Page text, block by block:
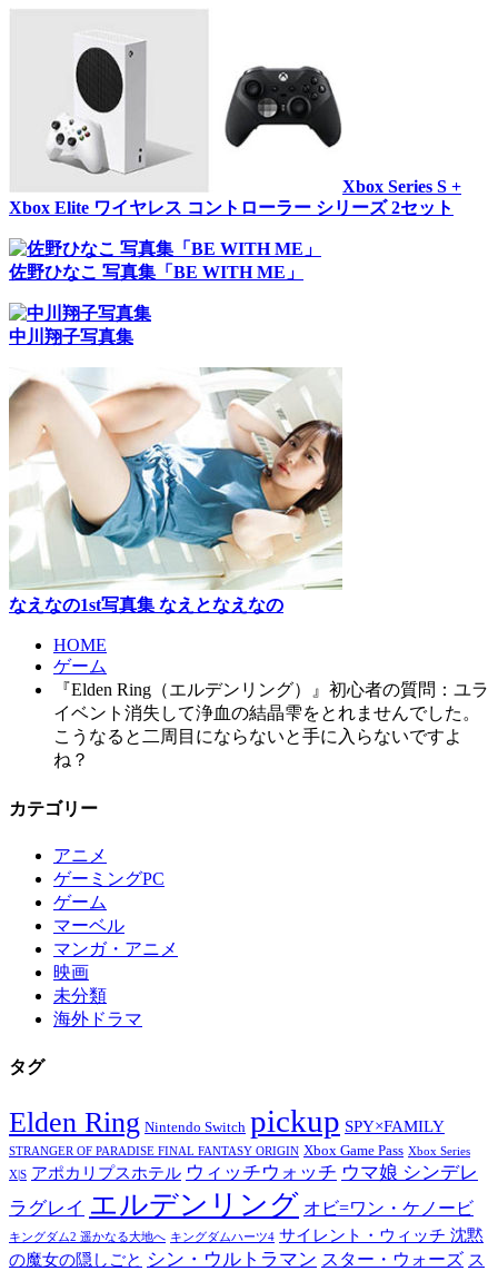
Xbox Series S +
Xbox Elite ワイヤレス コントローラー シリーズ 2セット
佐野ひなこ 写真集「BE WITH ME」
中川翔子写真集
なえなの1st写真集 なえとなえなの
HOME
ゲーム
『Elden Ring（エルデンリング）』初心者の質問：ユラ
イベント消失して浄血の結晶雫をとれませんでした。
こうなると二周目にならないと手に入らないですよ
ね？
カテゴリー
アニメ
ゲーミングPC
ゲーム
マーベル
マンガ・アニメ
映画
未分類
海外ドラマ
タグ
Elden Ring Nintendo Switch pickup SPY×FAMILY
STRANGER OF PARADISE FINAL FANTASY ORIGIN Xbox Game Pass Xbox Series
X|S アポカリプスホテル ウィッチウォッチ ウマ娘 シンデレ
ラグレイ エルデンリング オビ=ワン・ケノービ
キングダム2 遥かなる大地へ キングダムハーツ4 サイレント・ウィッチ 沈黙
の魔女の隠しごと シン・ウルトラマン スター・ウォーズ ス